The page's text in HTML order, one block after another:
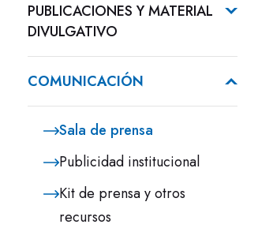
PUBLICACIONES Y MATERIAL
DIVULGATIVO
COMUNICACIÓN
Sala de prensa
Publicidad institucional
Kit de prensa y otros
recursos